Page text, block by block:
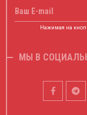
Ваш E-mail
Нажимая на
МЫ В